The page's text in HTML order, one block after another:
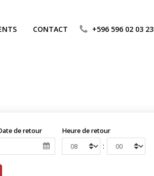
CONTACT +596 596 02 03 23
de retour Heure de retour
: